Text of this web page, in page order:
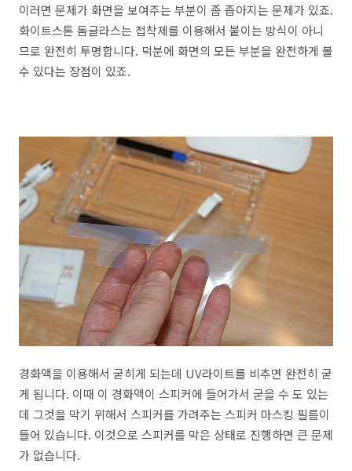
이러면 문제가 화면을 보여주는 부분이 좀 좁아지는 문제가 있죠.
화이트스톤 돔글라스는 접착제를 이용해서 붙이는 방식이 아니
므로 완전히 투명합니다. 덕분에 화면의 모든 부분을 완전하게 볼
수 있다는 장점이 있죠.
경화액을 이용해서 굳히게 되는데 UV라이트를 비추면 완전히 굳
게 됩니다. 이때 이 경화액이 스피커에 들어가서 굳을 수 도 있는
데 그것을 막기 위해서 스피커를 가려주는 스피커 마스킹 필름이
들어 있습니다. 이것으로 스피커를 막은 상태로 진행하면 큰 문제
가 없습니다.